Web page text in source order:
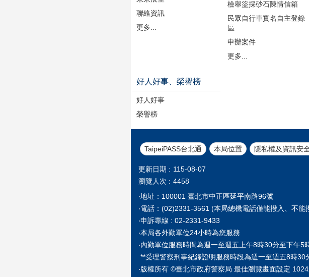
聯絡資訊
更多...
檢舉盜採砂石陳情信箱
民眾自行車實名自主登錄
區
申辦案件
更多...
好人好事、榮譽榜
好人好事
榮譽榜
TaipeiPASS台北通 本局位置 隱私權及資訊安
更新日期
115-08-07
瀏覽人次
4458
‧地址：100001 臺北市中正區延平南路96號
‧電話：(02)2331-3561 (本局總機電話僅能撥入、不
‧申訴專線 : 02-2331-9433
‧本局各外勤單位24小時為您服務
‧內勤單位服務時間為週一至週五上午8時30分至下午5
**受理警察刑事紀錄證明服務時段為週一至週五8時
‧版權所有 ©臺北市政府警察局 最佳瀏覽畫面設定